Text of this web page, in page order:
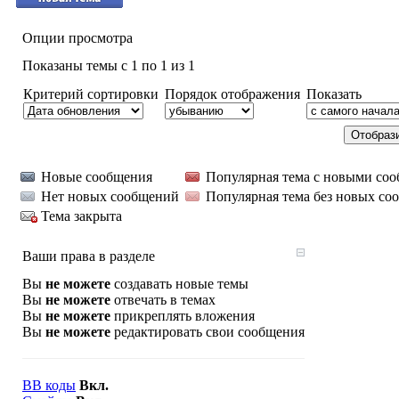
Опции просмотра
Показаны темы с 1 по 1 из 1
Критерий сортировки Порядок отображения Показать
Новые сообщения
Популярная тема с новыми
Нет новых сообщений
Популярная тема без новых
Тема закрыта
Ваши права в разделе
Вы не можете создавать новые темы
Вы не можете отвечать в темах
Вы не можете прикреплять вложения
Вы не можете редактировать свои сообщения
BB коды Вкл.